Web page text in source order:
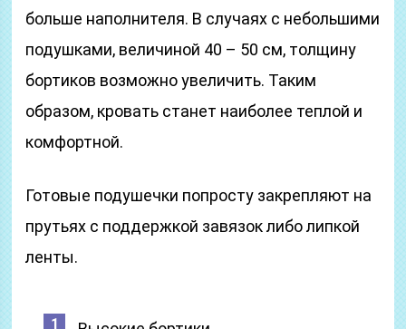
больше наполнителя. В случаях с небольшими
подушками, величиной 40 – 50 см, толщину
бортиков возможно увеличить. Таким
образом, кровать станет наиболее теплой и
комфортной.
Готовые подушечки попросту закрепляют на
прутьях с поддержкой завязок либо липкой
ленты.